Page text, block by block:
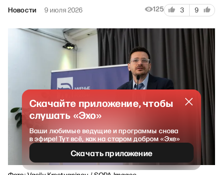
Новости 9 июля 2026 125 3 9
Скачайте приложение, чтобы
слушать «Эхо»
Ваши любимые ведущие и программы снова
в эфире! Тут всё, как на старом добром «Эхе»
Скачать приложение